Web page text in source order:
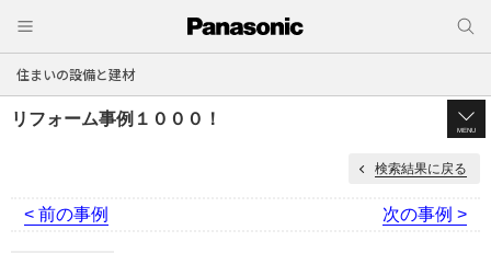
住まいの設備と建材
リフォーム事例１０００！
MENU
検索結果に戻る
< 前の事例 次の事例 >